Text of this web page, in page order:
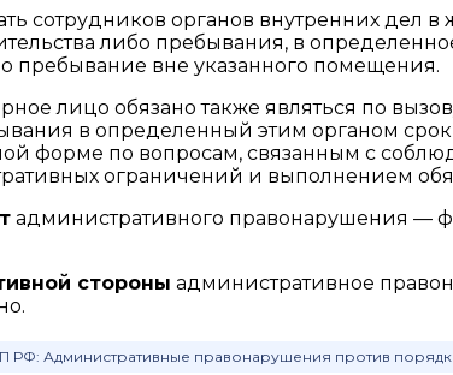
сотрудников органов внутренних дел
либо пребывания, в
пребывание вне указанного помещения.
лицо обязано также являться по
в определенный этим органом
форме по вопросам, связанным с
ограничений и выполнением
административного правонарушения —
стороны административное
РФ: Административные правонарушения против